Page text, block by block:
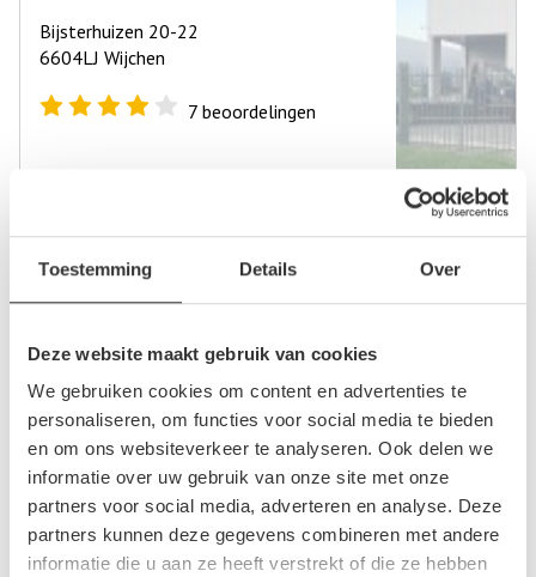
Toestemming Details Over
Deze website maakt gebruik van cookies
We gebruiken cookies om content en advertenties te
personaliseren, om functies voor social media te bieden
en om ons websiteverkeer te analyseren. Ook delen we
informatie over uw gebruik van onze site met onze
partners voor social media, adverteren en analyse. Deze
partners kunnen deze gegevens combineren met andere
informatie die u aan ze heeft verstrekt of die ze hebben
Bijsterhuizen 20-22
6604LJ Wijchen
7 beoordelingen
Hogelandseweg 24
0beoordelingen
Boy Geenacker Gebruikte Volvo Onderdelen
Lindenhoutseweg 38